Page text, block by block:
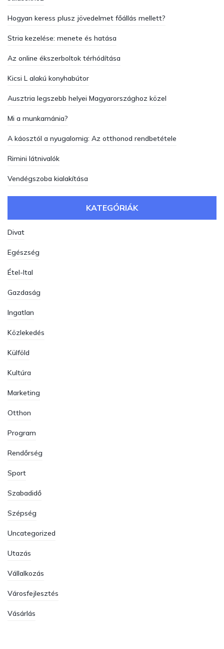
Hogyan keress plusz jövedelmet főállás mellett?
Stria kezelése: menete és hatása
Az online ékszerboltok térhódítása
Kicsi L alakú konyhabútor
Ausztria legszebb helyei Magyarországhoz közel
Mi a munkamánia?
A káosztól a nyugalomig: Az otthonod rendbetétele
Rimini látnivalók
Vendégszoba kialakítása
KATEGÓRIÁK
Divat
Egészség
Étel-Ital
Gazdaság
Ingatlan
Közlekedés
Külföld
Kultúra
Marketing
Otthon
Program
Rendőrség
Sport
Szabadidő
Szépség
Uncategorized
Utazás
Vállalkozás
Városfejlesztés
Vásárlás